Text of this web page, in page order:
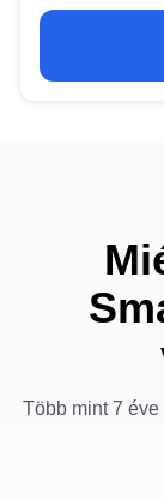
Több mint 7